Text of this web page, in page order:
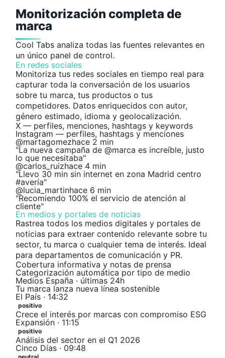
Monitorización completa de
marca
Cool Tabs analiza todas las fuentes relevantes en
un único panel de control.
En redes sociales
Monitoriza tus redes sociales en tiempo real para
capturar toda la conversación de los usuarios
sobre tu marca, tus productos o tus
competidores. Datos enriquecidos con autor,
género estimado, idioma y geolocalización.
X — perfiles, menciones, hashtags y keywords
Instagram — perfiles, hashtags y menciones
@martagomezhace 2 min
"La nueva campaña de @marca es increíble, justo
lo que necesitaba"
@carlos_ruizhace 4 min
"Llevo 30 min sin internet en zona Madrid centro
#avería"
@lucia_martinhace 6 min
"Recomiendo 100% el servicio de atención al
cliente"
En medios y portales de noticias
Rastrea todos los medios digitales y portales de
noticias para extraer contenido relevante sobre tu
sector, tu marca o cualquier tema de interés. Ideal
para departamentos de comunicación y PR.
Cobertura informativa y notas de prensa
Categorización automática por tipo de medio
Medios España · últimas 24h
Tu marca lanza nueva línea sostenible
El País · 14:32
positivo
Crece el interés por marcas con compromiso ESG
Expansión · 11:15
positivo
Análisis del sector en el Q1 2026
Cinco Días · 09:48